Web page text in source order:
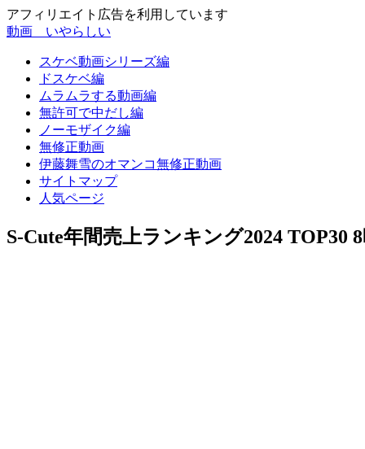
アフィリエイト広告を利用しています
動画 いやらしい
スケベ動画シリーズ編
ドスケベ編
ムラムラする動画編
無許可で中だし編
ノーモザイク編
無修正動画
伊藤舞雪のオマンコ無修正動画
サイトマップ
人気ページ
S-Cute年間売上ランキング2024 TOP30 8